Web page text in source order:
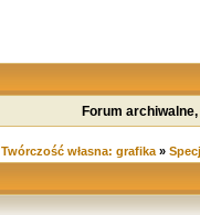
Forum
Twórczość własna: grafika»